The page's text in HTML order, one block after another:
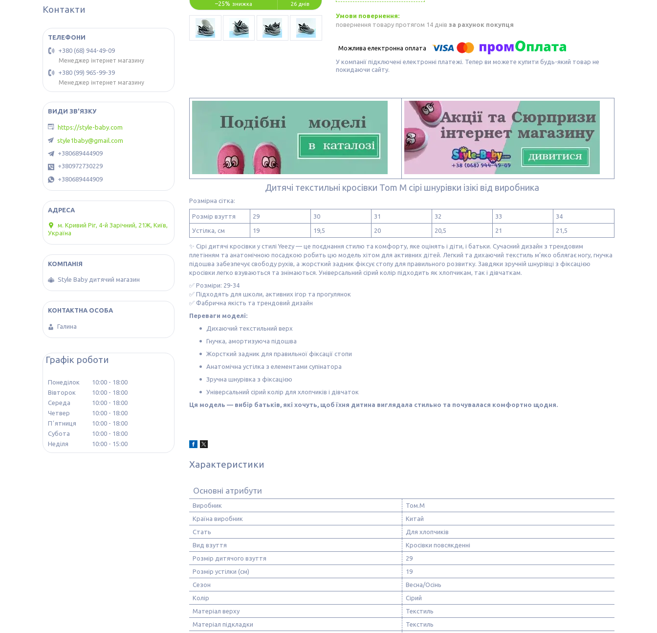
–25% 26 днів
повернення товару протягом 14 днів за рахунок покупця
У компанії підключені електронні платежі. Тепер ви можете купити будь-який товар не
покидаючи сайту.
Дитячі текстильні кросівки Tom M сірі шнурівки ізікі від виробника
Розмірна сітка:
Розмір взуття 29 30 31 32 33 34
Устілка, см 19 19,5 20 20,5 21 21,5
✨ Сірі дитячі кросівки у стилі Yeezy — це поєднання стилю та комфорту, яке оцінять і діти, і батьки. Сучасний дизайн з трендовим
плетінням та анатомічною посадкою робить цю модель хітом для активних дітей. Легкий та дихаючий текстиль м’яко облягає ногу, гнучка
підошва забезпечує свободу рухів, а жорсткий задник фіксує стопу для правильного розвитку. Завдяки зручній шнурівці з фіксацією
кросівки легко взуваються та знімаються. Універсальний сірий колір підходить як хлопчикам, так і дівчаткам.
✅ Розміри: 29-34
✅ Підходять для школи, активних ігор та прогулянок
✅ Фабрична якість та трендовий дизайн
Переваги моделі:
Дихаючий текстильний верх
Гнучка, амортизуюча підошва
Жорсткий задник для правильної фіксації стопи
Анатомічна устілка з елементами супінатора
Зручна шнурівка з фіксацією
Універсальний сірий колір для хлопчиків і дівчаток
Ця модель — вибір батьків, які хочуть, щоб їхня дитина виглядала стильно та почувалася комфортно щодня.
Характеристики
Основні атрибути
Виробник
Том.М
Країна виробник
Китай
Стать
Для хлопчиків
Вид взуття
Кросівки повсякденні
Розмір дитячого взуття
29
Розмір устілки (см)
19
Сезон
Весна/Осінь
Колір
Сірий
Матеріал верху
Текстиль
Матеріал підкладки
Текстиль
Контакти
+380 (68) 944-49-09
Менеджер інтернет магазину
+380 (99) 965-99-39
Менеджер інтернет магазину
https://style-baby.com
style1baby@gmail.com
+380689444909
+380972730229
+380689444909
м. Кривий Ріг, 4-й Зарічний, 21Ж, Київ,
Україна
Style Baby дитячий магазин
Галина
Графік роботи
Понеділок 10:00
18:00
Вівторок
10:00
18:00
Середа
10:00
18:00
Четвер
10:00
18:00
Пʼятниця
10:00
18:00
Субота
10:00
18:00
Неділя
10:00 15:00